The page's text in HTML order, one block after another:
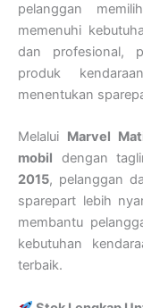
pelanggan
memenuhi
dan profesional,
produk
menentukan
Melalui Marvel
mobil dengan
2015, pelanggan
sparepart lebih
membantu
kebutuhan
terbaik.